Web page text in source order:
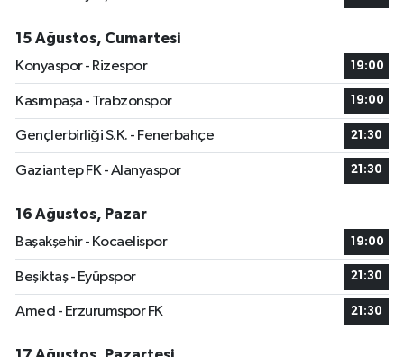
15 Ağustos, Cumartesi
Konyaspor - Rizespor
19:00
Kasımpaşa - Trabzonspor 19:00
Gençlerbirliği S.K. - Fenerbahçe 21:30
Gaziantep FK - Alanyaspor 21:30
16 Ağustos, Pazar
Başakşehir - Kocaelispor
19:00
Beşiktaş - Eyüpspor 21:30
Amed - Erzurumspor FK 21:30